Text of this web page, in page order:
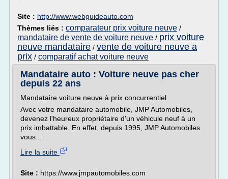
Site : http://www.webguideauto.com
Thèmes liés : comparateur prix voiture neuve /
mandataire de vente de voiture neuve / prix voiture
neuve mandataire / vente de voiture neuve a
prix / comparatif achat voiture neuve
Mandataire auto : Voiture neuve pas cher
depuis 22 ans
Mandataire voiture neuve à prix concurrentiel
Avec votre mandataire automobile, JMP Automobiles,
devenez l'heureux propriétaire d'un véhicule neuf à un
prix imbattable. En effet, depuis 1995, JMP Automobiles
vous...
Lire la suite
Site : https://www.jmpautomobiles.com